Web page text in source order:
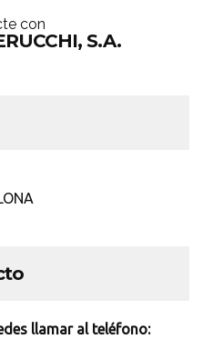
con
S.A.
llamar al teléfono: